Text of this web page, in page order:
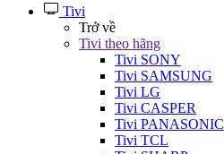
Tivi
Trở về
Tivi theo hãng
Tivi SONY
Tivi SAMSUNG
Tivi LG
Tivi CASPER
Tivi PANASONIC
Tivi TCL